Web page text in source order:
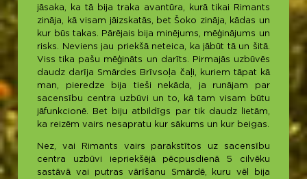
jāsaka, ka tā bija traka avantūra, kurā tikai Rimants
zināja, kā visam jāizskatās, bet Šoko zināja, kādas un
kur būs takas. Pārējais bija minējums, mēģinājums un
risks. Neviens jau priekšā neteica, ka jābūt tā un šitā.
Viss tika pašu mēģināts un darīts. Pirmajās uzbūvēs
daudz darīja Smārdes Brīvsoļa čaļi, kuriem tāpat kā
man, pieredze bija tieši nekāda, ja runājam par
sacensību centra uzbūvi un to, kā tam visam būtu
jāfunkcionē. Bet biju atbildīgs par tik daudz lietām,
ka reizēm vairs nesapratu kur sākums un kur beigas.
Nez, vai Rimants vairs parakstītos uz sacensību
centra uzbūvi iepriekšējā pēcpusdienā 5 cilvēku
sastāvā vai putras vārīšanu Smārdē, kuru vēl bija